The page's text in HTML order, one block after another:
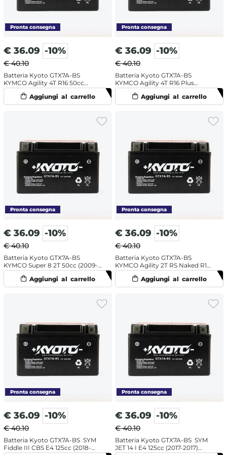
€ 36.09 -10%
€ 40.10
Batteria Kyoto GTX7A-BS
KYMCO Agility 4T R16 50cc
(2008-2013) [Yuasa code YTX7A-
€ 36.09 -10%
€ 40.10
Batteria Kyoto GTX7A-BS
KYMCO Agility 4T R16 Plus
[C21000] 125cc (2014-2015)
[Yuasa code YTX7A-BS]
€ 36.09 -10%
€ 40.10
Batteria Kyoto GTX7A-BS
KYMCO Super 8 2T 50cc (2009-
2015) [Yuasa code YTX7A-BS]
€ 36.09 -10%
€ 40.10
Batteria Kyoto GTX7A-BS
KYMCO Agility 2T RS Naked R12
50cc (2010-2019) [Yuasa code
YTX7A-BS]
€ 36.09 -10%
€ 40.10
Batteria Kyoto GTX7A-BS SYM
Fiddle III CBS E4 125cc (2018-
€ 36.09 -10%
€ 40.10
Batteria Kyoto GTX7A-BS SYM
JET 14 I E4 125cc (2017-2017)